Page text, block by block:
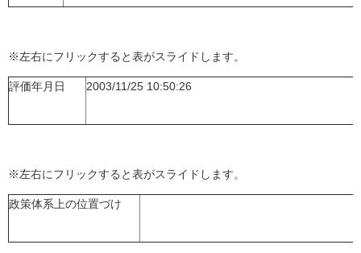
※左右にフリックすると表がスライドします。
評価年月日 2003/11/25 10:50:26
※左右にフリックすると表がスライドします。
政策体系上の位置づけ